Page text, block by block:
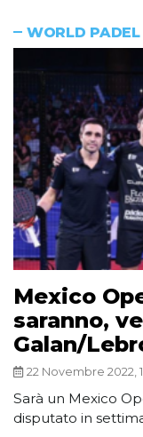
WORLD PADEL
Mexico
saranno,
Galan/
22 Novembre 2022,
Sarà un Mexico
disputato in